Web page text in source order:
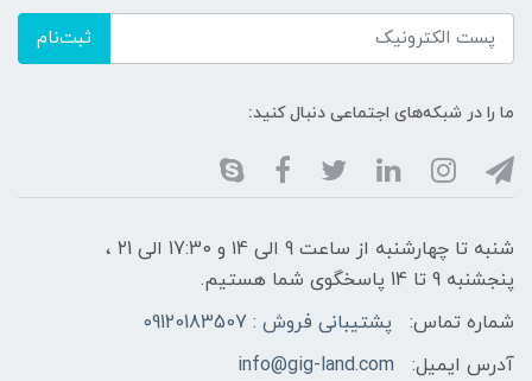
ثبت‌نام
ما را در شبکه‌های اجتماعی دنبال کنید:
شنبه تا چهارشنبه از ساعت 9 الی ۱4 و 17:30 الی ۲1 ،
پنجشنبه 9 تا 14 پاسخگوی شما هستیم.
شماره تماس:
پشتیبانی فروش : 09120183507
آدرس ایمیل:
info@gig-land.com